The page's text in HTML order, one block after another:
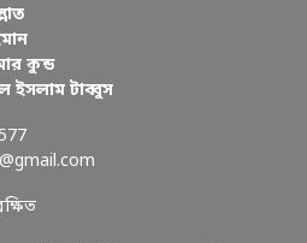
কুন্ড
ইসলাম টাব্বুস